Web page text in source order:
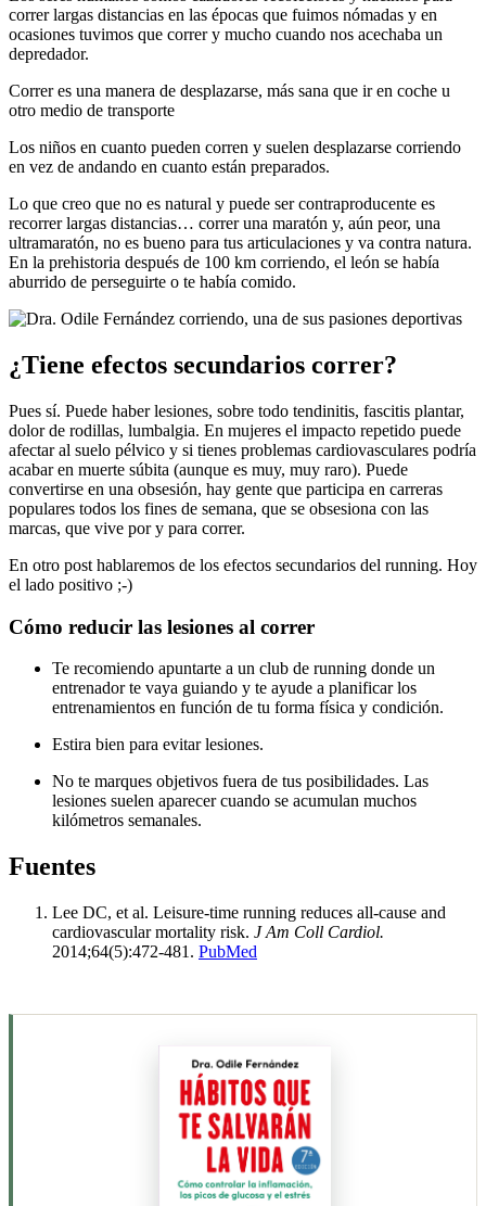
correr largas distancias en las épocas que fuimos nómadas y en
ocasiones tuvimos que correr y mucho cuando nos acechaba un
depredador.
Correr es una manera de desplazarse, más sana que ir en coche u
otro medio de transporte
Los niños en cuanto pueden corren y suelen desplazarse corriendo
en vez de andando en cuanto están preparados.
Lo que creo que no es natural y puede ser contraproducente es
recorrer largas distancias… correr una maratón y, aún peor, una
ultramaratón, no es bueno para tus articulaciones y va contra natura.
En la prehistoria después de 100 km corriendo, el león se había
aburrido de perseguirte o te había comido.
¿Tiene efectos secundarios correr?
Pues sí. Puede haber lesiones, sobre todo tendinitis, fascitis plantar,
dolor de rodillas, lumbalgia. En mujeres el impacto repetido puede
afectar al suelo pélvico y si tienes problemas cardiovasculares podría
acabar en muerte súbita (aunque es muy, muy raro). Puede
convertirse en una obsesión, hay gente que participa en carreras
populares todos los fines de semana, que se obsesiona con las
marcas, que vive por y para correr.
En otro post hablaremos de los efectos secundarios del running. Hoy
el lado positivo ;-)
Cómo reducir las lesiones al correr
Te recomiendo apuntarte a un club de running donde un
entrenador te vaya guiando y te ayude a planificar los
entrenamientos en función de tu forma física y condición.
Estira bien para evitar lesiones.
No te marques objetivos fuera de tus posibilidades. Las
lesiones suelen aparecer cuando se acumulan muchos
kilómetros semanales.
Fuentes
Lee DC, et al. Leisure-time running reduces all-cause and
cardiovascular mortality risk. J Am Coll Cardiol.
2014;64(5):472-481. PubMed